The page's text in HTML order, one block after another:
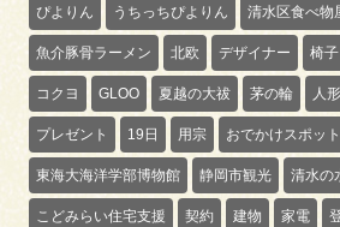
ぴよりん うちっちぴよりん 清水区食べ物
魚介豚骨ラーメン 北欧 デザイナー 椅子
コクヨ GLOO 夏越の大祓 茅の輪 人形
プレゼント 19日 用宗 おでかけスポット
東海大海洋学部博物館 静岡市観光 清水の
こどみらい住宅支援 契約 建物 家電